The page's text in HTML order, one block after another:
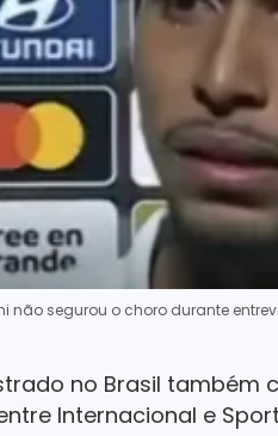
não segurou o choro durante
no Brasil também
Internacional e